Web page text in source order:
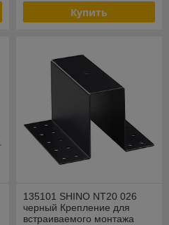
Купить
135101 SHINO NT20 026
черный Крепление для
встраиваемого монтажа